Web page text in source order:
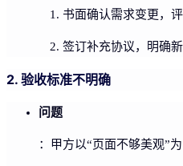
书面确认需求变更，
签订补充协议，明确
2. 验收标准不明确
问题
：甲方以“页面不够美观”为